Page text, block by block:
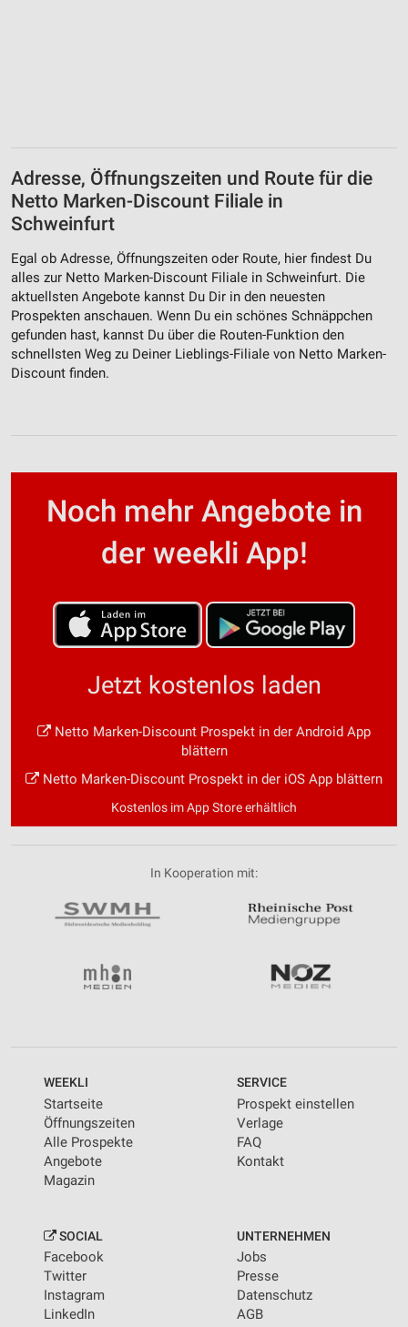
Adresse, Öffnungszeiten und Route für die
Netto Marken-Discount Filiale in
Schweinfurt
Egal ob Adresse, Öffnungszeiten oder Route, hier findest Du
alles zur Netto Marken-Discount Filiale in Schweinfurt. Die
aktuellsten Angebote kannst Du Dir in den neuesten
Prospekten anschauen. Wenn Du ein schönes Schnäppchen
gefunden hast, kannst Du über die Routen-Funktion den
schnellsten Weg zu Deiner Lieblings-Filiale von Netto Marken-
Discount finden.
Noch mehr Angebote in
der weekli App!
Jetzt kostenlos laden
Netto Marken-Discount Prospekt in der Android App
blättern
Netto Marken-Discount Prospekt in der iOS App blättern
Kostenlos im App Store erhältlich
In Kooperation mit:
WEEKLI
Startseite
Öffnungszeiten
Alle Prospekte
Angebote
Magazin
SERVICE
Prospekt einstellen
Verlage
FAQ
Kontakt
SOCIAL
Facebook
Twitter
Instagram
LinkedIn
UNTERNEHMEN
Jobs
Presse
Datenschutz
AGB